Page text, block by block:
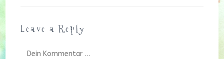
Leave a Reply
Kommentar